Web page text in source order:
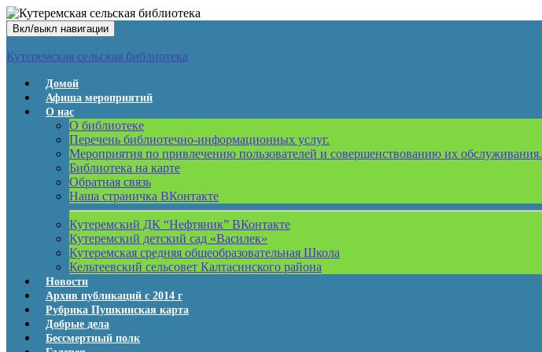
Вкл/выкл навигации
Кутеремская сельская библиотека
Домой
Афиша мероприятий
О нас
О библиотеке
Перечень библиотечно-информационных услуг.
Мероприятия по привлечению пользователей и совершенствованию их обслуживания.
Библиотека на карте
Обратная связь
Наша страничка ВКонтакте
Кутеремский ДК “Нефтяник” ВКонтакте
Кутеремский детский сад «Василек»
Кутеремская средняя общеобразовательная Школа
Кельтеевский сельсовет Калтасинского района
Новости
Архив публикаций с 2014 г
Рубрика Пушкинская карта
Добрые дела
Бессмертный полк